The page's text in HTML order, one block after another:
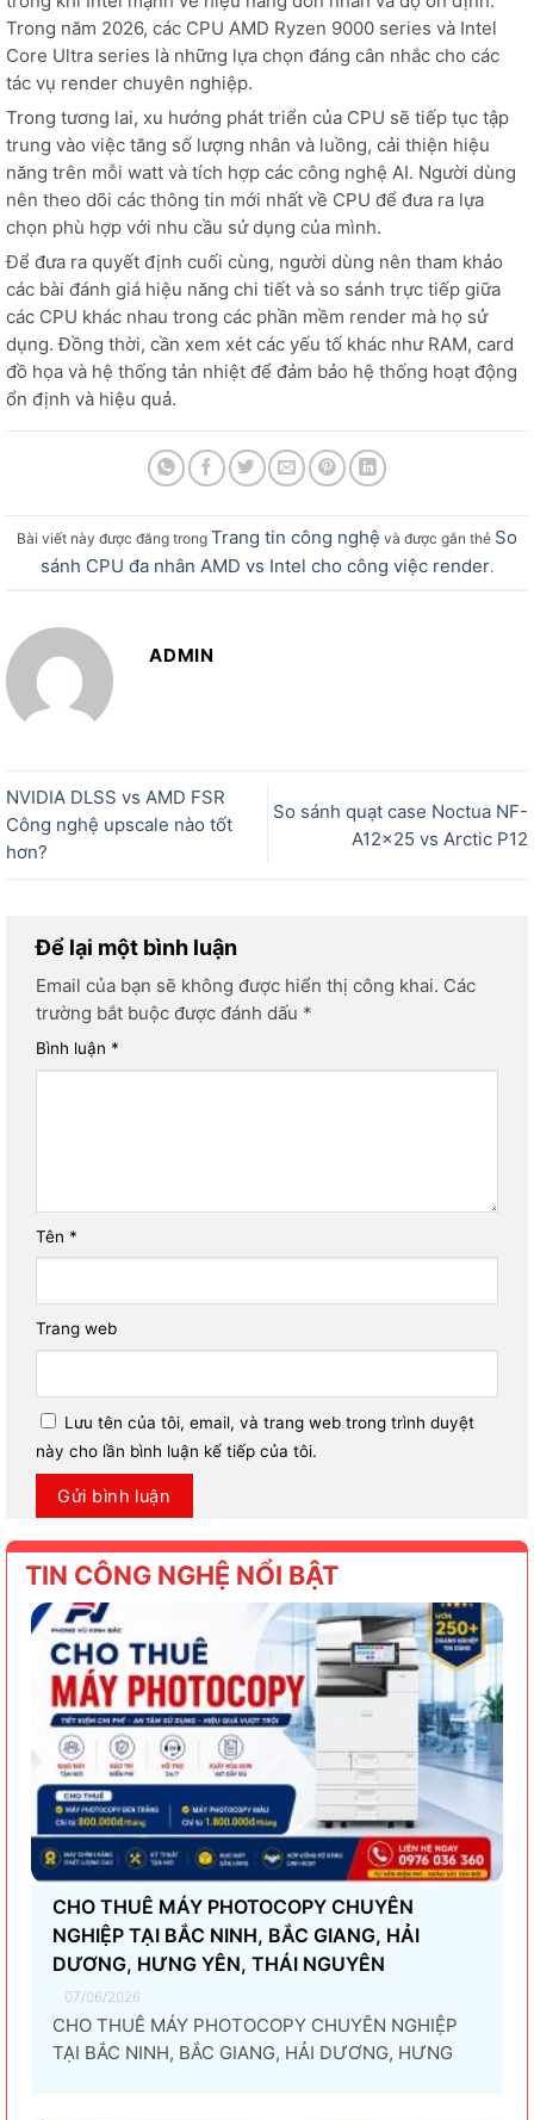
Trong năm 2026, các CPU AMD Ryzen 9000 series và Intel
Core Ultra series là những lựa chọn đáng cân nhắc cho các
tác vụ render chuyên nghiệp.
Trong tương lai, xu hướng phát triển của CPU sẽ tiếp tục tập
trung vào việc tăng số lượng nhân và luồng, cải thiện hiệu
năng trên mỗi watt và tích hợp các công nghệ AI. Người dùng
nên theo dõi các thông tin mới nhất về CPU để đưa ra lựa
chọn phù hợp với nhu cầu sử dụng của mình.
Để đưa ra quyết định cuối cùng, người dùng nên tham khảo
các bài đánh giá hiệu năng chi tiết và so sánh trực tiếp giữa
các CPU khác nhau trong các phần mềm render mà họ sử
dụng. Đồng thời, cần xem xét các yếu tố khác như RAM, card
đồ họa và hệ thống tản nhiệt để đảm bảo hệ thống hoạt động
ổn định và hiệu quả.
Bài viết này được đăng trong Trang tin công nghệ và được gắn thẻ So
sánh CPU đa nhân AMD vs Intel cho công việc render.
ADMIN
NVIDIA DLSS vs AMD FSR
Công nghệ upscale nào tốt
hơn?
So sánh quạt case Noctua NF-
A12x25 vs Arctic P12
Để lại một bình luận
Email của bạn sẽ không được hiển thị công khai. Các
trường bắt buộc được đánh dấu *
Bình luận *
Tên *
Trang web
Lưu tên của tôi, email, và trang web trong trình duyệt
này cho lần bình luận kế tiếp của tôi.
TIN CÔNG NGHỆ NỔI BẬT
CHO THUÊ MÁY PHOTOCOPY CHUYÊN
NGHIỆP TẠI BẮC NINH, BẮC GIANG, HẢI
DƯƠNG, HƯNG YÊN, THÁI NGUYÊN
07/06/2026
CHO THUÊ MÁY PHOTOCOPY CHUYÊN NGHIỆP
TẠI BẮC NINH, BẮC GIANG, HẢI DƯƠNG, HƯNG